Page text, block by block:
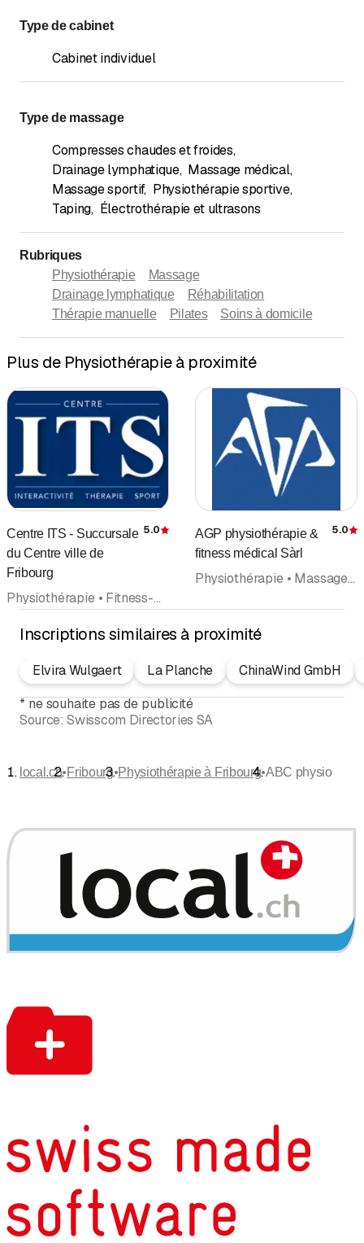
Type de cabinet
Cabinet individuel
Type de massage
Compresses chaudes et froides,
Drainage lymphatique, Massage médical,
Massage sportif, Physiothérapie sportive,
Taping, Électrothérapie et ultrasons
Rubriques
Physiothérapie
Massage
Drainage lymphatique
Réhabilitation
Thérapie manuelle
Pilates Soins à domicile
Plus de Physiothérapie à proximité
Centre ITS - Succursale
du Centre ville de
Fribourg
Évaluation
5.0
Physiothérapie • Fitness-Center • Massage • Massage de santé et de sport • Drainage lymphatique • Ostéopathie • Ergothérapie
AGP physiothérapie &
fitness médical Sàrl
5.0
Physiothérapie • Massage • Massage de santé et de sport • Fitness-Center • Orthopédie (hors rubrique médecins) • Drainage lymphatique • Rhumatologie • Thérapie manuelle • Médecins
Inscriptions similaires à proximité
Elvira Wulgaert La Planche
ChinaWind GmbH
* ne souhaite pas de publicité
Source: Swisscom Directories SA
local.ch•Fribourg•Physiothérapie à Fribourg•ABC physio